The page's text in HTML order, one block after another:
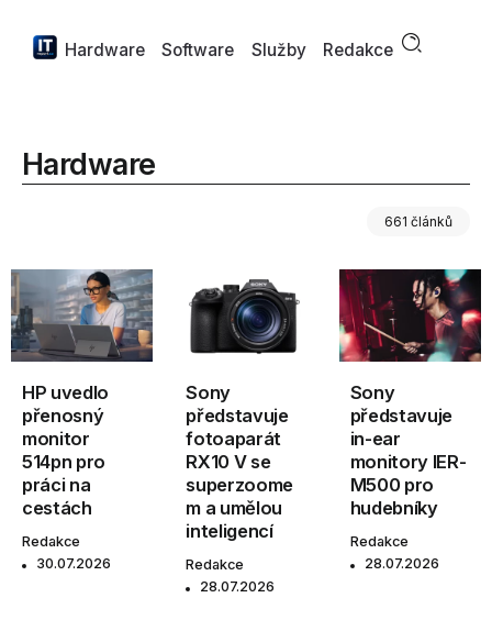
Hardware Software Služby Redakce
Hardware
661 článků
HP uvedlo
přenosný
monitor
514pn pro
práci na
cestách
Redakce
30.07.2026
Sony
představuje
fotoaparát
RX10 V se
superzoome
m a umělou
inteligencí
Redakce
28.07.2026
Sony
představuje
in-ear
monitory IER-
M500 pro
hudebníky
Redakce
28.07.2026